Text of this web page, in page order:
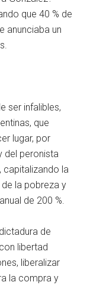
que 40 % de
anunciaba un
ser infalibles,
que
lugar, por
del peronista
capitalizando la
la pobreza y
de 200 %.
de
libertad
liberalizar
la compra y